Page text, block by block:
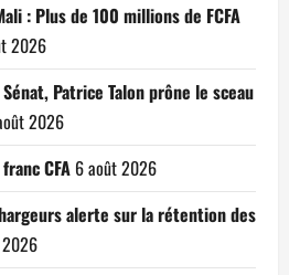
: Plus de 100 millions de FCFA
2026
Patrice Talon prône le sceau
2026
CFA 6 août 2026
alerte sur la rétention des